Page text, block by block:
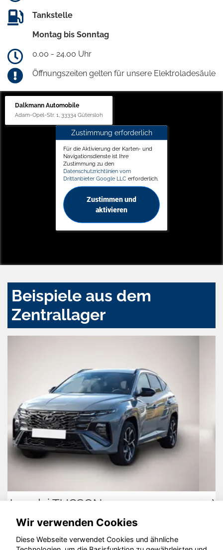
Tankstelle
Montag bis Sonntag
0.00 - 24.00 Uhr
Öffnungszeiten gelten für unsere Elektroladesäule
Dalkmann Automobile
Adam-Opel-Str. 1, 33334 Gütersloh
Zustimmung erforderlich
Für die Aktivierung der Karten- und
Navigationsdienste ist Ihre
Zustimmung zu den
Datenschutzrichtlinien vom
Drittanbieter Google LLC erforderlich.
Zustimmen und
aktivieren
Beispiele aus dem
Zentrallager
Volkswagen Golf
Wir verwenden Cookies
Diese Webseite verwendet Cookies und ähnliche